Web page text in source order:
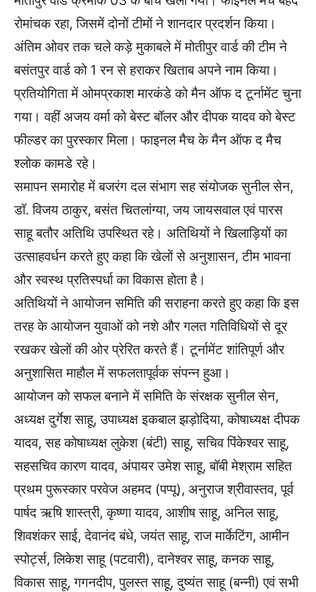
रोमांचक रहा, जिसमें दोनों टीमों ने शानदार प्रदर्शन किया।
अंतिम ओवर तक चले कड़े मुकाबले में मोतीपुर वार्ड की टीम ने
बसंतपुर वार्ड को 1 रन से हराकर खिताब अपने नाम किया।
प्रतियोगिता में ओमप्रकाश मारकंडे को मैन ऑफ द टूर्नामेंट चुना
गया। वहीं अजय वर्मा को बेस्ट बॉलर और दीपक यादव को बेस्ट
फील्डर का पुरस्कार मिला। फाइनल मैच के मैन ऑफ द मैच
श्लोक कामडे रहे।
समापन समारोह में बजरंग दल संभाग सह संयोजक सुनील सेन,
डॉ. विजय ठाकुर, बसंत चितलांग्या, जय जायसवाल एवं पारस
साहू बतौर अतिथि उपस्थित रहे। अतिथियों ने खिलाड़ियों का
उत्साहवर्धन करते हुए कहा कि खेलों से अनुशासन, टीम भावना
और स्वस्थ प्रतिस्पर्धा का विकास होता है।
अतिथियों ने आयोजन समिति की सराहना करते हुए कहा कि इस
तरह के आयोजन युवाओं को नशे और गलत गतिविधियों से दूर
रखकर खेलों की ओर प्रेरित करते हैं। टूर्नामेंट शांतिपूर्ण और
अनुशासित माहौल में सफलतापूर्वक संपन्न हुआ।
आयोजन को सफल बनाने में समिति के संरक्षक सुनील सेन,
अध्यक्ष दुर्गेश साहू, उपाध्यक्ष इकबाल झड़ोदिया, कोषाध्यक्ष दीपक
यादव, सह कोषाध्यक्ष लुकेश (बंटी) साहू, सचिव पिंकेश्वर साहू,
सहसचिव कारण यादव, अंपायर उमेश साहू, बॉबी मेश्राम सहित
प्रथम पुरूस्कार परवेज अहमद (पप्पू), अनुराज श्रीवास्तव, पूर्व
पार्षद ऋषि शास्त्री, कृष्णा यादव, आशीष साहू, अनिल साहू,
शिवशंकर साई, देवानंद बंधे, जयंत साहू, राज मार्केटिंग, आमीन
स्पोर्ट्स, लिकेश साहू (पटवारी), दानेश्वर साहू, कनक साहू,
विकास साहू, गगनदीप, पुलस्त साहू, दुष्यंत साहू (बन्नी) एवं सभी